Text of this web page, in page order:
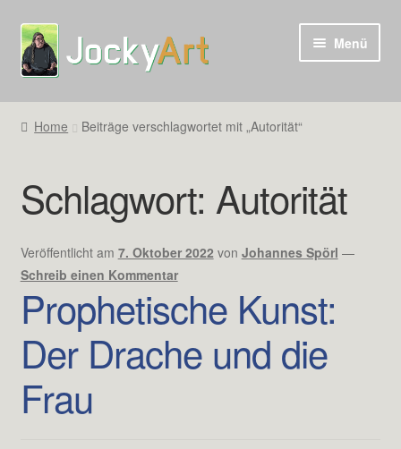
Zur
Navigation
springen
Zum
Inhalt
springen
Menü
Home Beiträge verschlagwortet mit „Autorität“
Schlagwort: Autorität
Veröffentlicht am 7. Oktober 2022 von Johannes Spörl —
Schreib einen Kommentar
Prophetische Kunst:
Der Drache und die
Frau